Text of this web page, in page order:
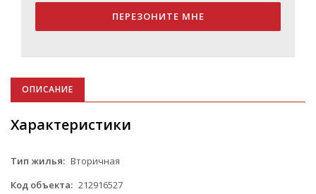
ПЕРЕЗОНИТЕ МНЕ
ОПИСАНИЕ
Характеристики
Тип жилья: Вторичная
Код объекта: 212916527